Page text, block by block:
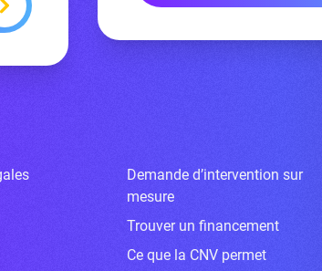
Demande d’intervention sur
mesure
Trouver un financement
Ce que la CNV permet